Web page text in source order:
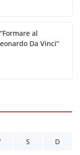
al
Da Vinci”
S D